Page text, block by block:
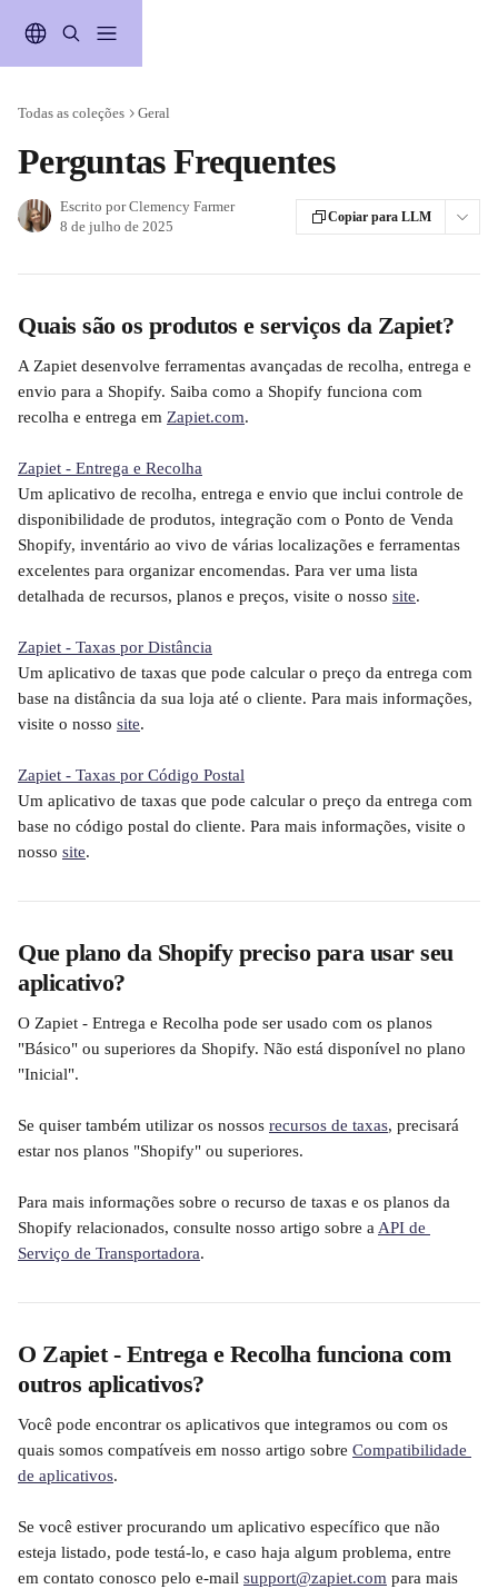
Todas as coleções Geral
Perguntas Frequentes
Escrito porClemency Farmer
8 de julho de 2025
Copiar para LLM
Quais são os produtos e serviços da Zapiet?
A Zapiet desenvolve ferramentas avançadas de recolha, entrega e
envio para a Shopify. Saiba como a Shopify funciona com
recolha e entrega em Zapiet.com.
Zapiet - Entrega e Recolha
Um aplicativo de recolha, entrega e envio que inclui controle de
disponibilidade de produtos, integração com o Ponto de Venda
Shopify, inventário ao vivo de várias localizações e ferramentas
excelentes para organizar encomendas. Para ver uma lista
detalhada de recursos, planos e preços, visite o nosso site.
Zapiet - Taxas por Distância
Um aplicativo de taxas que pode calcular o preço da entrega com
base na distância da sua loja até o cliente. Para mais informações,
visite o nosso site.
Zapiet - Taxas por Código Postal
Um aplicativo de taxas que pode calcular o preço da entrega com
base no código postal do cliente. Para mais informações, visite o
nosso site.
Que plano da Shopify preciso para usar seu
aplicativo?
O Zapiet - Entrega e Recolha pode ser usado com os planos
"Básico" ou superiores da Shopify. Não está disponível no plano
"Inicial".
Se quiser também utilizar os nossos recursos de taxas, precisará
estar nos planos "Shopify" ou superiores.
Para mais informações sobre o recurso de taxas e os planos da
Shopify relacionados, consulte nosso artigo sobre a API de
Serviço de Transportadora.
O Zapiet - Entrega e Recolha funciona com
outros aplicativos?
Você pode encontrar os aplicativos que integramos ou com os
quais somos compatíveis em nosso artigo sobre Compatibilidade
de aplicativos.
Se você estiver procurando um aplicativo específico que não
esteja listado, pode testá-lo, e caso haja algum problema, entre
em contato conosco pelo e-mail support@zapiet.com para mais